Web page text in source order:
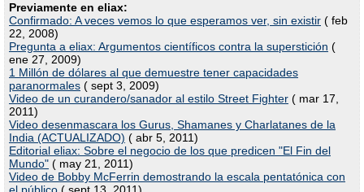
Previamente en eliax:
Confirmado: A veces vemos lo que esperamos ver, sin existir ( feb
22, 2008)
Pregunta a eliax: Argumentos científicos contra la superstición (
ene 27, 2009)
1 Millón de dólares al que demuestre tener capacidades
paranormales ( sept 3, 2009)
Video de un curandero/sanador al estilo Street Fighter ( mar 17,
2011)
Video desenmascara los Gurus, Shamanes y Charlatanes de la
India (ACTUALIZADO) ( abr 5, 2011)
Editorial eliax: Sobre el negocio de los que predicen "El Fin del
Mundo" ( may 21, 2011)
Video de Bobby McFerrin demostrando la escala pentatónica con